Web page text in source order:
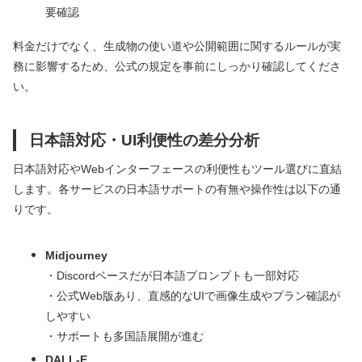
要確認
料金だけでなく、生成物の使い道や公開範囲に関するルールが実
務に影響するため、公式の規定を事前にしっかり確認してくださ
い。
日本語対応・UI利便性の差分分析
日本語対応やWebインターフェースの利便性もツール選びに直結
します。各サービスの日本語サポートの有無や操作性は以下の通
りです。
Midjourney
・Discordベースだが日本語プロンプトも一部対応
・公式Web版あり、直感的なUIで画像生成やプラン確認が
しやすい
・サポートも多国語展開が進む